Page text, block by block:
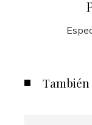
También